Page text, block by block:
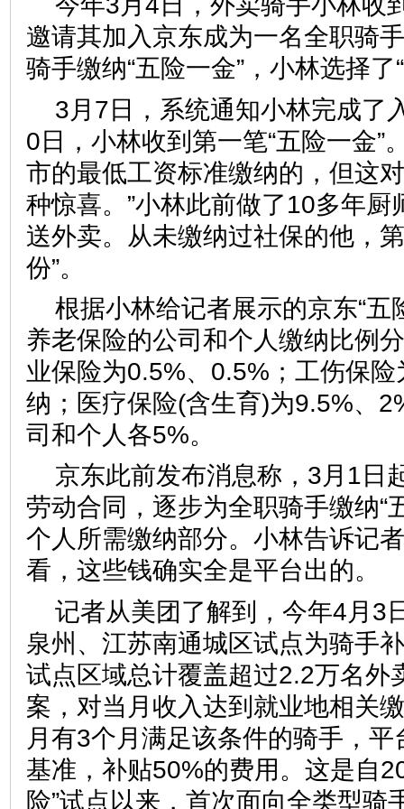
邀请其加入京东成为一名全职骑
骑手缴纳“五险一金”，小林选择了
3月7日，系统通知小林完成了
0日，小林收到第一笔“五险一金”
市的最低工资标准缴纳的，但这
种惊喜。”小林此前做了10多年厨
送外卖。从未缴纳过社保的他，
份”。
根据小林给记者展示的京东“五
养老保险的公司和个人缴纳比例
业保险为0.5%、0.5%；工伤保
纳；医疗保险(含生育)为9.5%、
司和个人各5%。
京东此前发布消息称，3月1日
劳动合同，逐步为全职骑手缴纳“
个人所需缴纳部分。小林告诉记
看，这些钱确实全是平台出的。
记者从美团了解到，今年4月3
泉州、江苏南通城区试点为骑手
试点区域总计覆盖超过2.2万名外
案，对当月收入达到就业地相关
月有3个月满足该条件的骑手，
基准，补贴50%的费用。这是自
险”试点以来，首次面向全类型骑